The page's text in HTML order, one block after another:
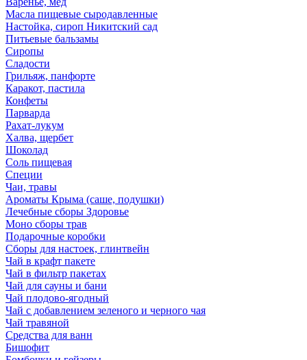
Масла пищевые сыродавленные
Настойка, сироп Никитский сад
Питьевые бальзамы
Сиропы
Сладости
Грильяж, панфорте
Каракот, пастила
Конфеты
Парварда
Рахат-лукум
Халва, щербет
Шоколад
Соль пищевая
Специи
Чаи, травы
Ароматы Крыма (саше, подушки)
Лечебные сборы Здоровье
Моно сборы трав
Подарочные коробки
Сборы для настоек, глинтвейн
Чай в крафт пакете
Чай в фильтр пакетах
Чай для сауны и бани
Чай плодово-ягодный
Чай с добавлением зеленого и черного чая
Чай травяной
Средства для ванн
Бишофит